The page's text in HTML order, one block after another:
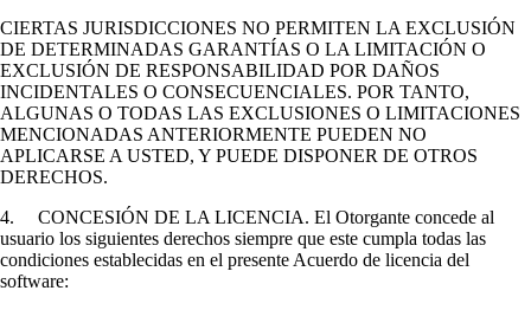
CIERTAS JURISDICCIONES NO PERMITEN LA EXCLUSIÓN
DE DETERMINADAS GARANTÍAS O LA LIMITACIÓN O
EXCLUSIÓN DE RESPONSABILIDAD POR DAÑOS
INCIDENTALES O CONSECUENCIALES. POR TANTO,
ALGUNAS O TODAS LAS EXCLUSIONES O LIMITACIONES
MENCIONADAS ANTERIORMENTE PUEDEN NO
APLICARSE A USTED, Y PUEDE DISPONER DE OTROS
DERECHOS.
4. CONCESIÓN DE LA LICENCIA. El Otorgante concede al
usuario los siguientes derechos siempre que este cumpla todas las
condiciones establecidas en el presente Acuerdo de licencia del
software: